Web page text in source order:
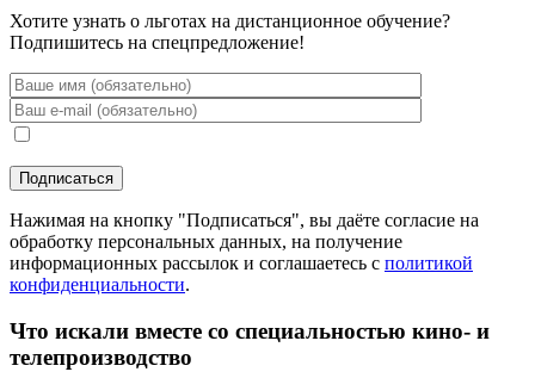
Хотите узнать о льготах на дистанционное обучение?
Подпишитесь на спецпредложение!
Нажимая на кнопку "Подписаться", вы даёте согласие на
обработку персональных данных, на получение
информационных рассылок и соглашаетесь с политикой
конфиденциальности.
Что искали вместе со специальностью кино- и
телепроизводство